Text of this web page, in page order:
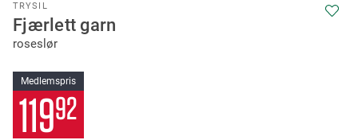
TRYSIL
Fjærlett garn
roseslør
Medlemspris
11992
to
the
beginning
the
images
gallery